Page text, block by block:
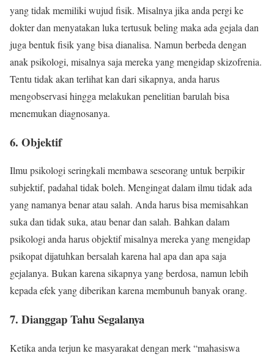
yang tidak memiliki wujud fisik. Misalnya jika anda pergi ke
dokter dan menyatakan luka tertusuk beling maka ada gejala dan
juga bentuk fisik yang bisa dianalisa. Namun berbeda dengan
anak psikologi, misalnya saja mereka yang mengidap skizofrenia.
Tentu tidak akan terlihat kan dari sikapnya, anda harus
mengobservasi hingga melakukan penelitian barulah bisa
menemukan diagnosanya.
6. Objektif
Ilmu psikologi seringkali membawa seseorang untuk berpikir
subjektif, padahal tidak boleh. Mengingat dalam ilmu tidak ada
yang namanya benar atau salah. Anda harus bisa memisahkan
suka dan tidak suka, atau benar dan salah. Bahkan dalam
psikologi anda harus objektif misalnya mereka yang mengidap
psikopat dijatuhkan bersalah karena hal apa dan apa saja
gejalanya. Bukan karena sikapnya yang berdosa, namun lebih
kepada efek yang diberikan karena membunuh banyak orang.
7. Dianggap Tahu Segalanya
Ketika anda terjun ke masyarakat dengan merk “mahasiswa